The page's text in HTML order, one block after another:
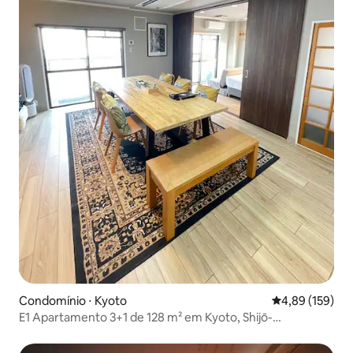
Condomínio ⋅ Kyoto 4,89 de uma
4,89 (159)
E1 Apartamento 3+1 de 128 m² em Kyoto, Shijō-
mesa de jantar para 10 pessoas para refeições e